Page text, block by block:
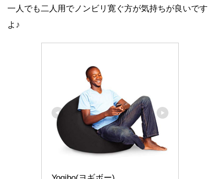
一人でも二人用でノンビリ寛ぐ方が気持ちが良いです
よ♪